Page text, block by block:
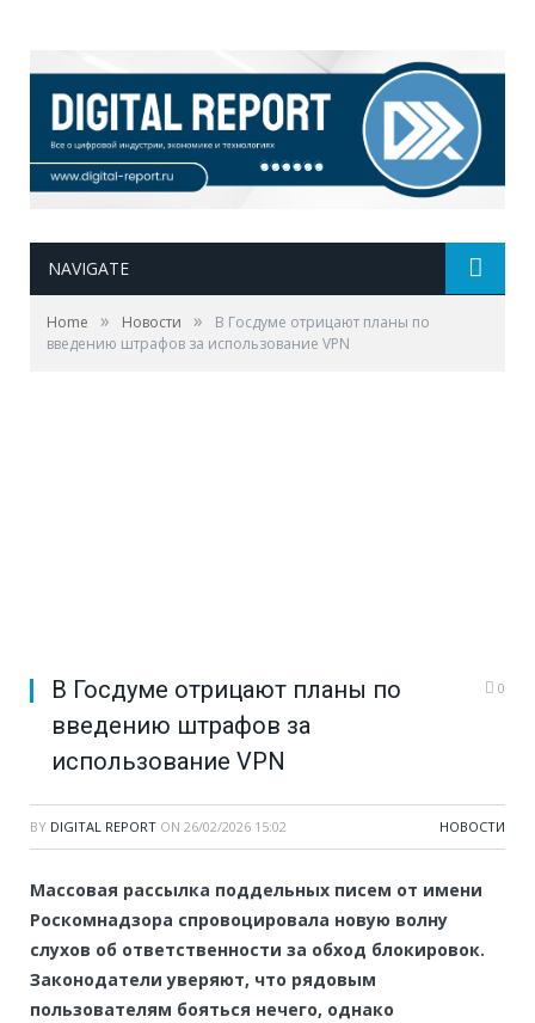
NAVIGATE
Home » Новости »
В Госдуме отрицают планы по
введению штрафов за использование VPN
В Госдуме отрицают планы по
введению штрафов за
использование VPN
0
BY DIGITAL REPORT ON 26/02/2026 15:02 НОВОСТИ
Массовая рассылка поддельных писем от имени
Роскомнадзора спровоцировала новую волну
слухов об ответственности за обход блокировок.
Законодатели уверяют, что рядовым
пользователям бояться нечего, однако